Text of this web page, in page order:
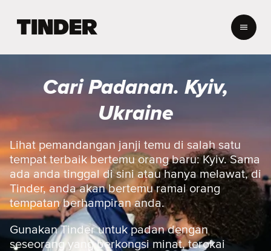
a
U
a
m
a
T
i
n
d
e
r
Cari Padanan. Kyiv,
Ukraine
Lihat pemandangan janji temu di salah satu
tempat terbaik bertemu orang baru: Kyiv. Sama
ada anda tinggal di sini atau hanya melawat, di
Tinder, anda akan bertemu ramai orang
tempatan berhampiran anda.
Gunakan Tinder untuk padan dengan
seseorang yang berkongsi minat, terokai